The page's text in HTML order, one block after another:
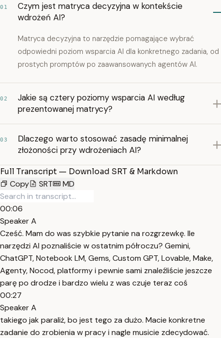
01
Czym jest matryca decyzyjna w kontekście
wdrożeń AI?
Matryca decyzyjna to narzędzie pomagające wybrać
odpowiedni poziom wsparcia AI dla konkretnego zadania, od
prostych promptów po zaawansowanych agentów AI.
02
Jakie są cztery poziomy wsparcia AI według
prezentowanej matrycy?
03
Dlaczego warto stosować zasadę minimalnej
złożoności przy wdrożeniach AI?
Full Transcript — Download SRT & Markdown
Copy
SRT MD
00:06
Speaker A
Cześć. Mam do was szybkie pytanie na rozgrzewkę. Ile
narzędzi AI poznaliście w ostatnim półroczu? Gemini,
ChatGPT, Notebook LM, Gems, Custom GPT, Lovable, Make,
Agenty, Nocod, platformy i pewnie sami znaleźliście jeszcze
parę po drodze i bardzo wielu z was czuje teraz coś
00:27
Speaker A
takiego jak paraliż, bo jest tego za dużo. Macie konkretne
zadanie do zrobienia w pracy i nagle musicie zdecydować.